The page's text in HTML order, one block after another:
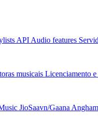
API Audio features
musicais Licenciamento
JioSaavn/Gaana